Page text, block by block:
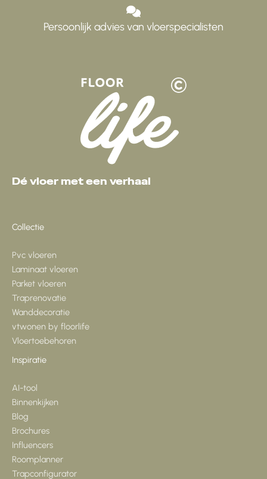
Persoonlijk advies van vloerspecialisten
Dé vloer met een verhaal
Collectie
Pvc vloeren
Laminaat vloeren
Parket vloeren
Traprenovatie
Wanddecoratie
vtwonen by floorlife
Vloertoebehoren
Inspiratie
AI-tool
Binnenkijken
Blog
Brochures
Influencers
Roomplanner
Trapconfigurator